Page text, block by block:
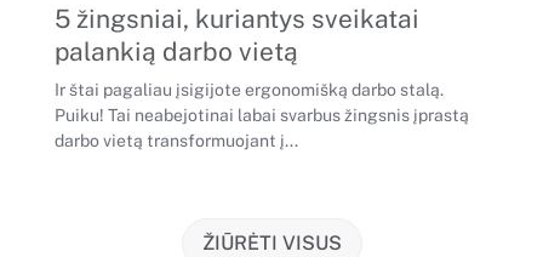
5 žingsniai, kuriantys sveikatai
palankią darbo vietą
Ir štai pagaliau įsigijote ergonomišką darbo stalą.
Puiku! Tai neabejotinai labai svarbus žingsnis įprastą
darbo vietą transformuojant į...
ŽIŪRĖTI VISUS